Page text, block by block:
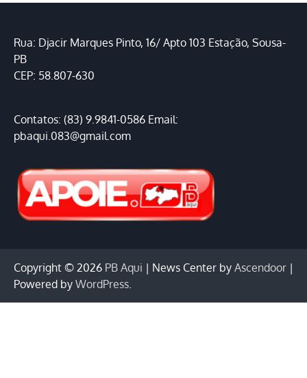
Rua: Djacir Marques Pinto, 16/ Apto 103 Estação, Sousa-
PB
CEP: 58.807-630
Contatos: (83) 9.9841-0586 Email:
pbaqui.083@gmail.com
Copyright © 2026 PB Aqui | News Center by Ascendoor |
Powered by WordPress